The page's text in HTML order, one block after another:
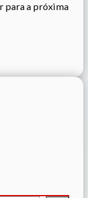
para a próxima